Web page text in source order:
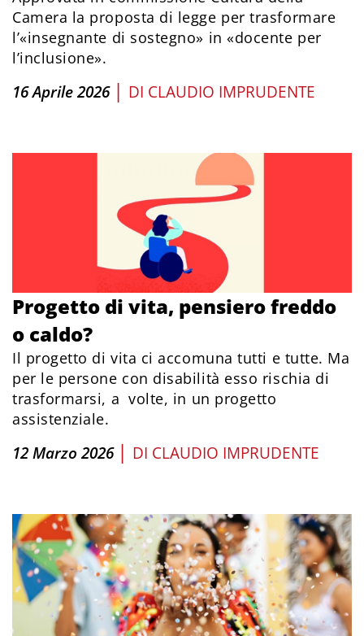
Camera la proposta di legge per trasformare
l’«insegnante di sostegno» in «docente per
l’inclusione».
16 Aprile 2026 | DI CLAUDIO IMPRUDENTE
Progetto di vita, pensiero freddo
o caldo?
Il progetto di vita ci accomuna tutti e tutte. Ma
per le persone con disabilità esso rischia di
trasformarsi, a volte, in un progetto
assistenziale.
12 Marzo 2026 | DI CLAUDIO IMPRUDENTE